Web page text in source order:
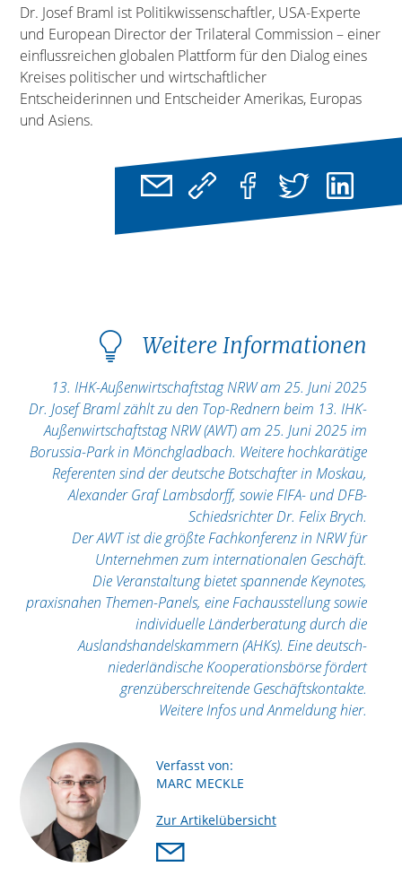
Dr. Josef Braml ist Politikwissenschaftler, USA-Experte
und European Director der Trilateral Commission – einer
einflussreichen globalen Plattform für den Dialog eines
Kreises politischer und wirtschaftlicher
Entscheiderinnen und Entscheider Amerikas, Europas
und Asiens.
Weitere Informationen
13. IHK-Außenwirtschaftstag NRW am 25. Juni 2025
Dr. Josef Braml zählt zu den Top-Rednern beim 13. IHK-
Außenwirtschaftstag NRW (AWT) am 25. Juni 2025 im
Borussia-Park in Mönchgladbach. Weitere hochkarätige
Referenten sind der deutsche Botschafter in Moskau,
Alexander Graf Lambsdorff, sowie FIFA- und DFB-
Schiedsrichter Dr. Felix Brych.
Der AWT ist die größte Fachkonferenz in NRW für
Unternehmen zum internationalen Geschäft.
Die Veranstaltung bietet spannende Keynotes,
praxisnahen Themen-Panels, eine Fachausstellung sowie
individuelle Länderberatung durch die
Auslandshandelskammern (AHKs). Eine deutsch-
niederländische Kooperationsbörse fördert
grenzüberschreitende Geschäftskontakte.
Weitere Infos und Anmeldung hier.
Verfasst von:
MARC MECKLE
Zur Artikelübersicht